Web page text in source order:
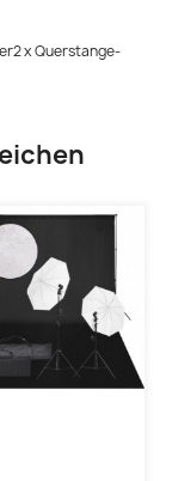
x Querstange-